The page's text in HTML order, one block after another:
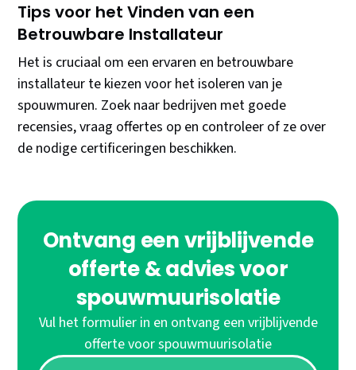
Tips voor het Vinden van een
Betrouwbare Installateur
Het is cruciaal om een ervaren en betrouwbare
installateur te kiezen voor het isoleren van je
spouwmuren. Zoek naar bedrijven met goede
recensies, vraag offertes op en controleer of ze over
de nodige certificeringen beschikken.
Ontvang een vrijblijvende
offerte & advies voor
spouwmuurisolatie
Vul het formulier in en ontvang een vrijblijvende
offerte voor spouwmuurisolatie